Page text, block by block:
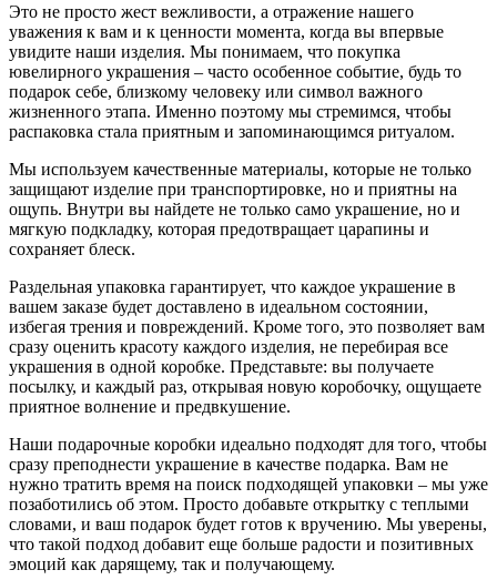
Это не просто жест вежливости, а отражение нашего
уважения к вам и к ценности момента, когда вы впервые
увидите наши изделия. Мы понимаем, что покупка
ювелирного украшения – часто особенное событие, будь то
подарок себе, близкому человеку или символ важного
жизненного этапа. Именно поэтому мы стремимся, чтобы
распаковка стала приятным и запоминающимся ритуалом.
Мы используем качественные материалы, которые не только
защищают изделие при транспортировке, но и приятны на
ощупь. Внутри вы найдете не только само украшение, но и
мягкую подкладку, которая предотвращает царапины и
сохраняет блеск.
Раздельная упаковка гарантирует, что каждое украшение в
вашем заказе будет доставлено в идеальном состоянии,
избегая трения и повреждений. Кроме того, это позволяет вам
сразу оценить красоту каждого изделия, не перебирая все
украшения в одной коробке. Представьте: вы получаете
посылку, и каждый раз, открывая новую коробочку, ощущаете
приятное волнение и предвкушение.
Наши подарочные коробки идеально подходят для того, чтобы
сразу преподнести украшение в качестве подарка. Вам не
нужно тратить время на поиск подходящей упаковки – мы уже
позаботились об этом. Просто добавьте открытку с теплыми
словами, и ваш подарок будет готов к вручению. Мы уверены,
что такой подход добавит еще больше радости и позитивных
эмоций как дарящему, так и получающему.